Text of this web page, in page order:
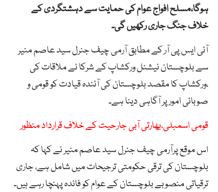
ہوگا،مسلح افواج عوام کی حمایت سے دہشتگردی کے
خلاف جنگ جاری رکھیں گی۔
آئی ایس پی آر کے مطابق آرمی چیف جنرل سید عاصم منیر
سے بلوچستان نیشنل ورکشاپ کے شرکا نے ملاقات کی
،ورکشاپ کا مقصد بلوچستان کی آئندہ قیادت کو قومی و
صوبائی امور پر آگاہی دینا ہے۔
قومی اسمبلی،بھارتی آبی جارحیت کے خلاف قرارداد منظور
اس موقع پرآرمی چیف جنرل سید عاصم منیر نے کہا کہ
بلوچستان کی ترقی حکومتی ترجیحات میں شامل ہے، جاری
ترقیاتی منصوبے بلوچستان کے عوام کو فائدہ پہنچا رہے ہیں۔